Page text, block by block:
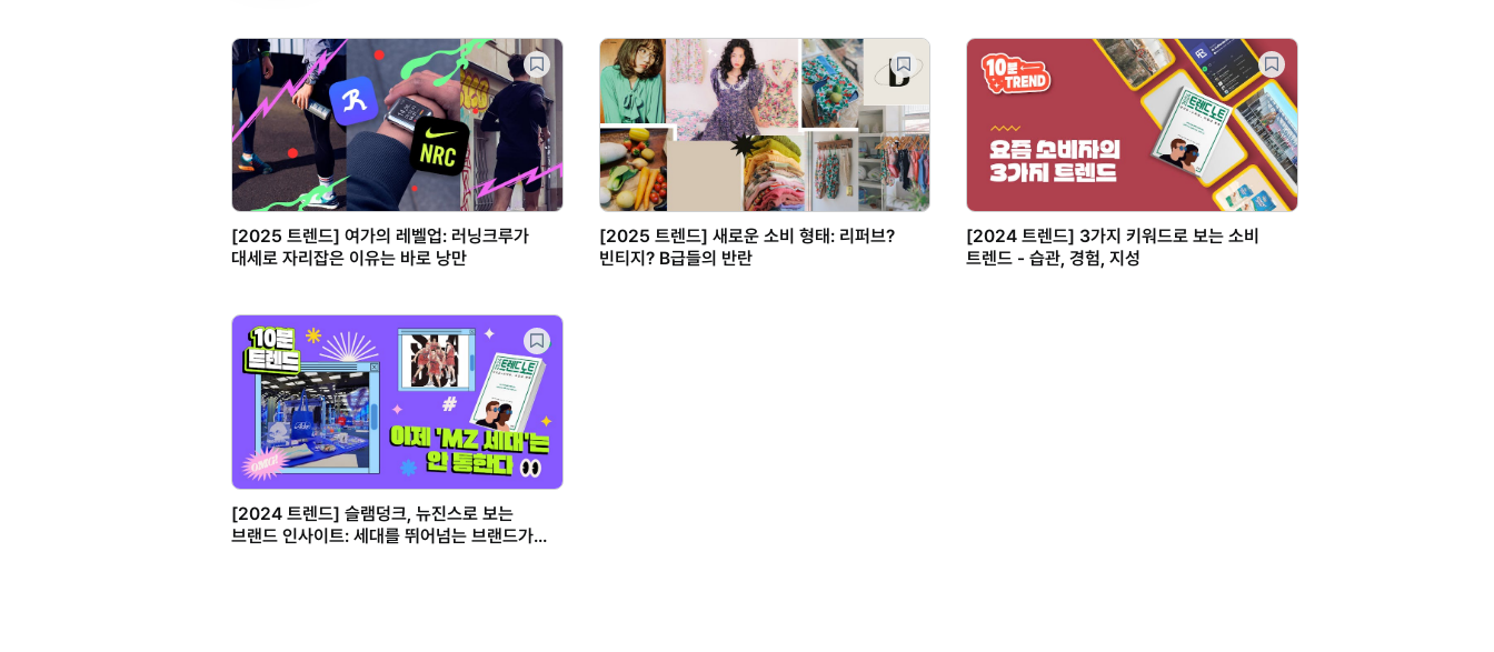
[2025 트렌드] 여가의 레벨업: 러닝크루가
대세로 자리잡은 이유는 바로 낭만
[2025 트렌드] 새로운 소비 형태: 리퍼브?
빈티지? B급들의 반란
[2024 트렌드] 3가지 키워드로 보는 소비
트렌드 - 습관, 경험, 지성
[2024 트렌드] 슬램덩크, 뉴진스로 보는
브랜드 인사이트: 세대를 뛰어넘는 브랜드가